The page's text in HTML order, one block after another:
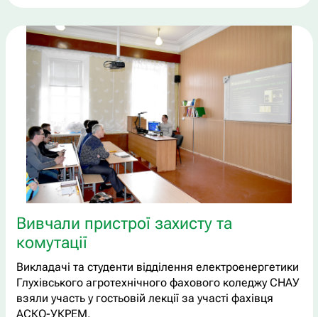
Вивчали пристрої захисту та
комутації
Викладачі та студенти відділення електроенергетики
Глухівського агротехнічного фахового коледжу СНАУ
взяли участь у гостьовій лекції за участі фахівця
АСКО-УКРЕМ.